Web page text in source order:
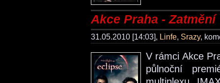
Akce Praha - Zatmění
31.05.2010 [14:03], Linfe, Srazy,
V rámci Akce
půlnoční